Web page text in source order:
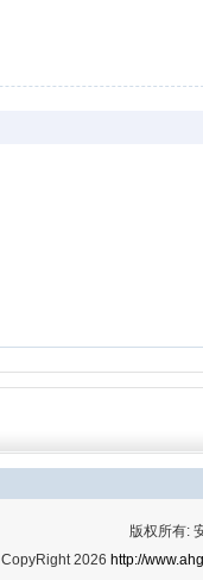
版权所有:
CopyRight 2026 http://